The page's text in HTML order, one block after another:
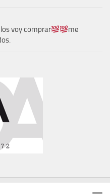
voy comprar
me